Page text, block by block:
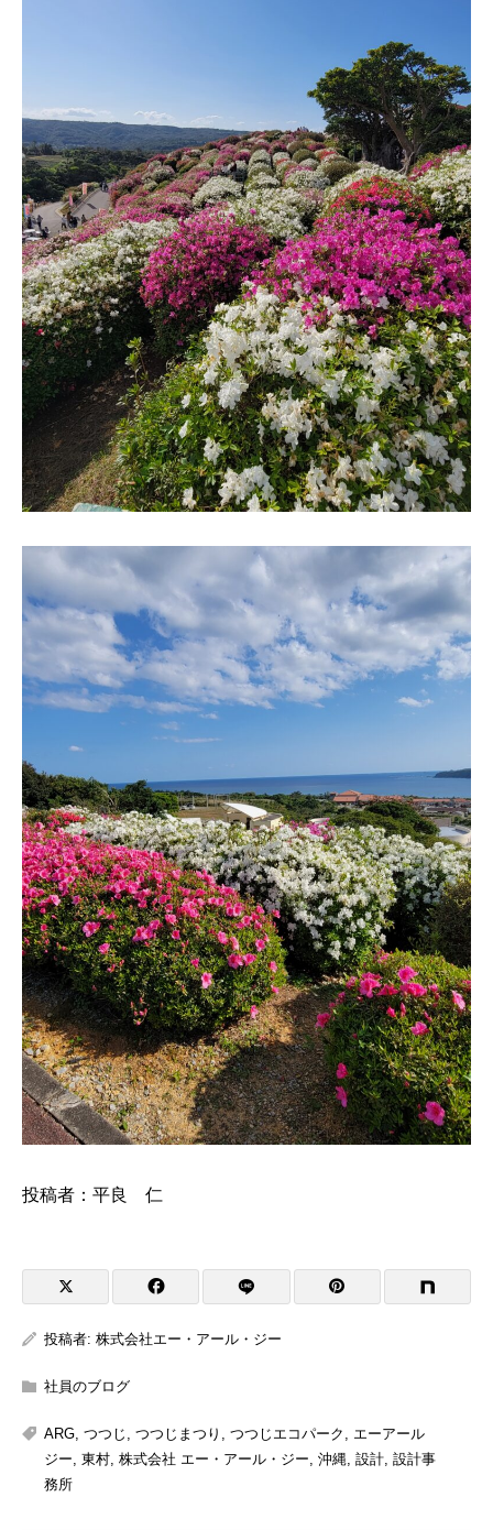
投稿者：平良 仁
投稿者: 株式会社エー・アール・ジー
社員のブログ
ARG つつじ つつじまつり つつじエコパーク
エーアール
ジー 東村 株式会社 エー・アール・ジー 沖縄 設計 設計事
務所